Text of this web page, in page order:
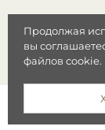
8
Публичная
Продолжая
вы
файлов cookie.